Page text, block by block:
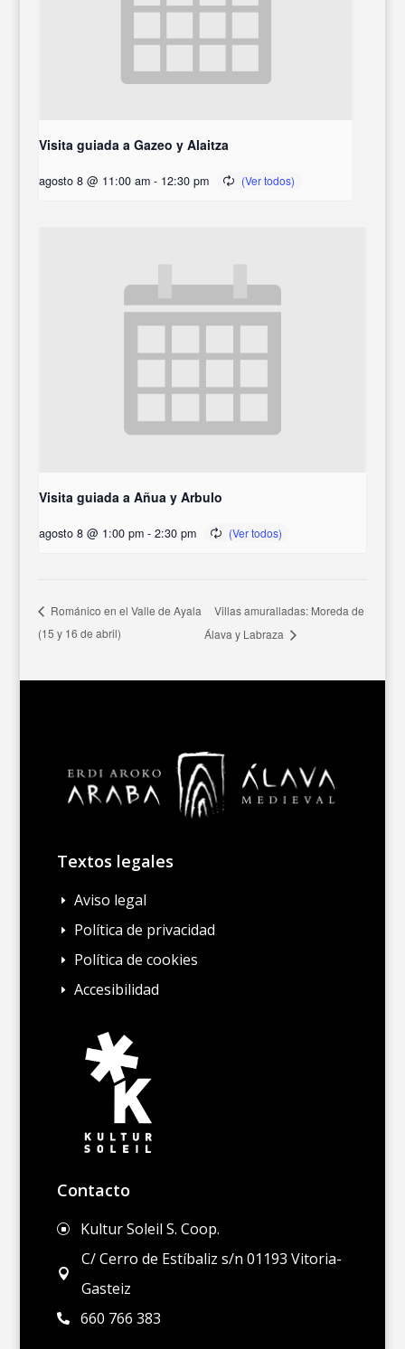
Visita guiada a Gazeo y Alaitza
agosto 8 @ 11:00 am - 12:30 pm
Visita guiada a Añua y Arbulo
agosto 8 @ 1:00 pm - 2:30 pm
Románico en el Valle de Ayala
(15 y 16 de abril)
Villas amuralladas: Moreda de
Álava y Labraza
Textos legales
E Aviso legal
E Política de privacidad
E Política de cookies
E Accesibilidad
Contacto
] Kultur Soleil S. Coop.

C/ Cerro de Estíbaliz s/n 01193 Vitoria-
Gasteiz
 660 766 383